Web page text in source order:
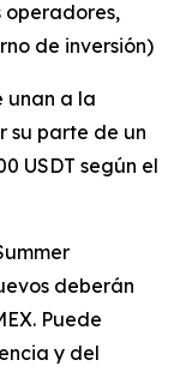
operadores,
de inversión)
unan a la
su parte de un
USDT según el
deberán
Puede
y del